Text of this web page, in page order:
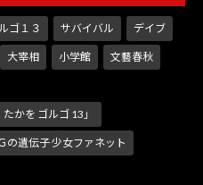
ゴ１３ サバイバル デイブ
大宰相 小学館 文藝春秋
かを ゴルゴ 13」
の遺伝子 少女ファネット